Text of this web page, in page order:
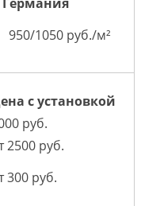
950/1050 руб./м²
с установкой
руб.
2500 руб.
300 руб.